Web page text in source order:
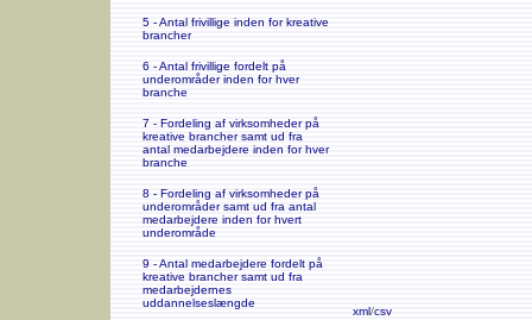
xml/csv
5 - Antal frivillige inden for kreative
brancher
6 - Antal frivillige fordelt på
underområder inden for hver
branche
7 - Fordeling af virksomheder på
kreative brancher samt ud fra
antal medarbejdere inden for hver
branche
8 - Fordeling af virksomheder på
underområder samt ud fra antal
medarbejdere inden for hvert
underområde
9 - Antal medarbejdere fordelt på
kreative brancher samt ud fra
medarbejdernes
uddannelseslængde